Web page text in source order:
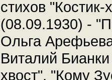
стихов
(08.09.1930) -
Ольга
Виталий
хвост", "Кому